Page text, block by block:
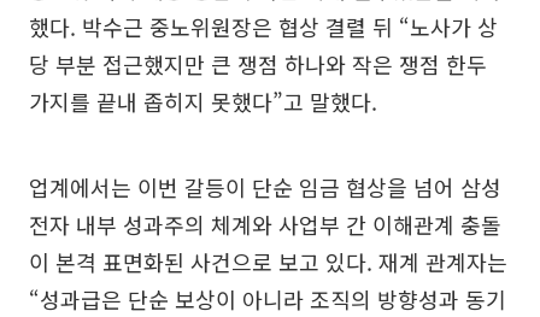
했다. 박수근 중노위원장은 협상 결렬 뒤 “노사가 상
당 부분 접근했지만 큰 쟁점 하나와 작은 쟁점 한두
가지를 끝내 좁히지 못했다”고 말했다.
업계에서는 이번 갈등이 단순 임금 협상을 넘어 삼성
전자 내부 성과주의 체계와 사업부 간 이해관계 충돌
이 본격 표면화된 사건으로 보고 있다. 재계 관계자는
“성과급은 단순 보상이 아니라 조직의 방향성과 동기